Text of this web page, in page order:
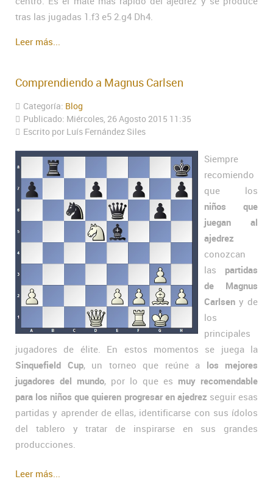
tras las jugadas 1.f3 e5 2.g4 Dh4.
Leer más...
Comprendiendo a Magnus Carlsen
Categoría: Blog
Publicado: Miércoles, 26 Agosto 2015 11:35
Escrito por Luís Fernández Siles
Siempre
recomiendo
que los
niños que
juegan al
ajedrez
conozcan
las partidas
de Magnus
Carlsen y de
los
principales
jugadores de élite. En estos momentos se juega la
Sinquefield Cup, un torneo que reúne a los mejores
jugadores del mundo, por lo que es muy recomendable
para los niños que quieren progresar en ajedrez seguir esas
partidas y aprender de ellas, identificarse con sus ídolos
del tablero y tratar de inspirarse en sus grandes
producciones.
Leer más...